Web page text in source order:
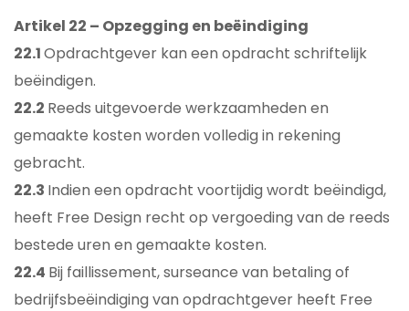
Artikel 22 – Opzegging en beëindiging
22.1Opdrachtgever kan een opdracht schriftelijk
beëindigen.
22.2 Reeds uitgevoerde werkzaamheden en
gemaakte kosten worden volledig in rekening
gebracht.
22.3 Indien een opdracht voortijdig wordt beëindigd,
heeft Free Design recht op vergoeding van de reeds
bestede uren en gemaakte kosten.
22.4 Bij faillissement, surseance van betaling of
bedrijfsbeëindiging van opdrachtgever heeft Free